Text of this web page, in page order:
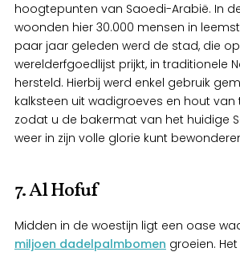
hoogtepunten van Saoedi-Arabië. In
woonden hier 30.000 mensen in
paar jaar geleden werd de stad, die op
werelderfgoedlijst prijkt, in traditionele
hersteld. Hierbij werd enkel gebruik
kalksteen uit wadigroeves en hout
zodat u de bakermat van het huidige
weer in zijn volle glorie kunt
7. Al Hofuf
Midden in de woestijn ligt een oase
miljoen dadelpalmbomen groeien.